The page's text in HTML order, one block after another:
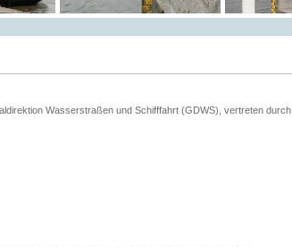
Wasserstraßen und Schifffahrt (GDWS), vertreten durch